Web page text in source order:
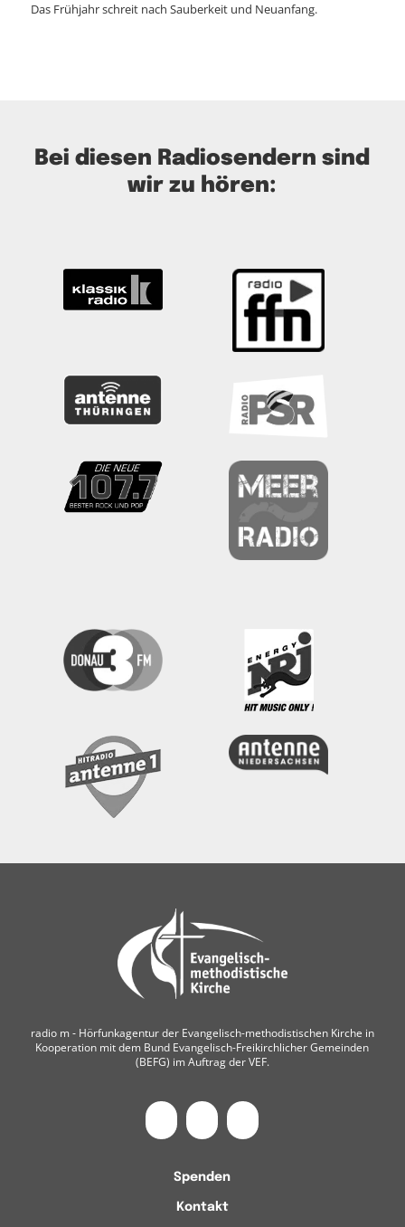
Das Frühjahr schreit nach Sauberkeit und Neuanfang.
Bei diesen Radiosendern sind
wir zu hören:
radio m ‐ Hörfunkagentur der Evangelisch-methodistischen Kirche in
Kooperation mit dem Bund Evangelisch-Freikirchlicher Gemeinden
(BEFG) im Auftrag der VEF.
Spenden
Kontakt